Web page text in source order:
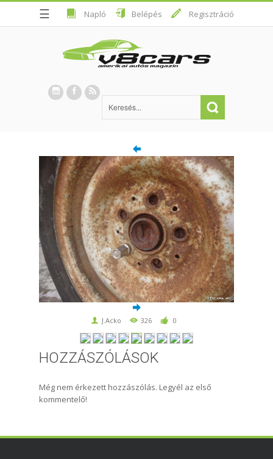
☰ Napló Belépés Regisztráció
J.Acko 326 0
HOZZÁSZÓLÁSOK
Még nem érkezett hozzászólás. Legyél az első
kommentelő!